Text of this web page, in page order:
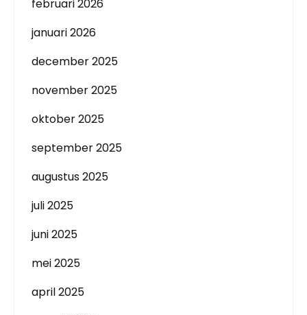
februari 2026
januari 2026
december 2025
november 2025
oktober 2025
september 2025
augustus 2025
juli 2025
juni 2025
mei 2025
april 2025